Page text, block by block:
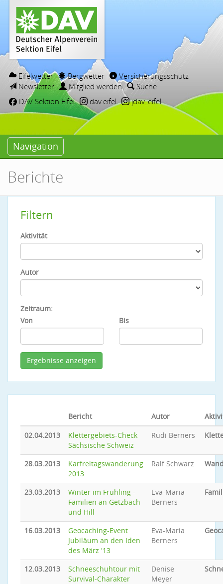
Eifelwetter Bergwetter
Versicherungsschutz
Newsletter
Mitglied werden
Suche
DAV Sektion Eifel
dav.eifel jdav_eifel
Navigation
Berichte
Filtern
Aktivität
Autor
Zeitraum:
Von
Bis
Bericht Autor
02.04.2013
Klettergebiets-Check
Sächsische Schweiz
Rudi Berners
28.03.2013
Karfreitagswanderung
2013
Ralf Schwarz
23.03.2013
Winter im Frühling -
Familien an Getzbach
und Hill
Eva-Maria
Berners
16.03.2013
Geocaching-Event
Jubiläum an den Iden
des März '13
Eva-Maria
Berners
12.03.2013
Schneeschuhtour mit
Survival-Charakter
Denise
Meyer